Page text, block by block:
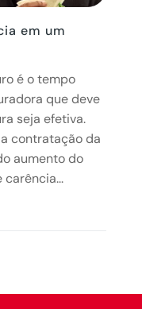
em um
é o tempo
que deve
seja efetiva.
contratação da
aumento do